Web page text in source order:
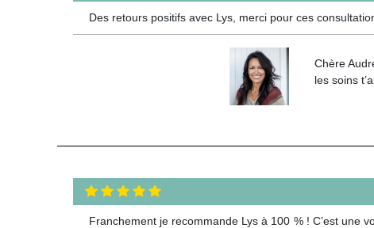
Des retours positifs avec Lys, merci pour ces
Chère
les soins
Franchement je recommande Lys à 100 % ! C’est une